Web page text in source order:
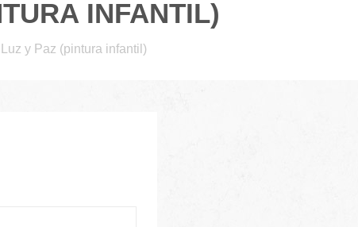
INFANTIL)
Luz y Paz (pintura infantil)